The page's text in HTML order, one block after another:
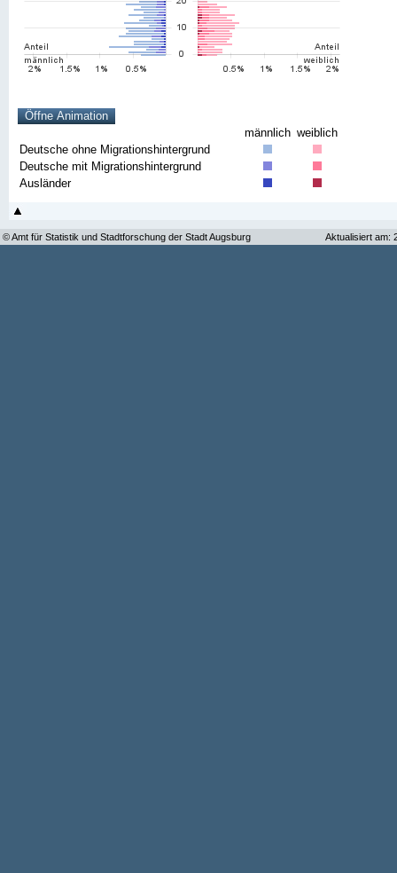
männlich weiblich
Deutsche ohne Migrationshintergrund
Deutsche mit Migrationshintergrund
Ausländer
© Amt für Statistik und Stadtforschung der Stadt Augsburg Aktualisiert am: